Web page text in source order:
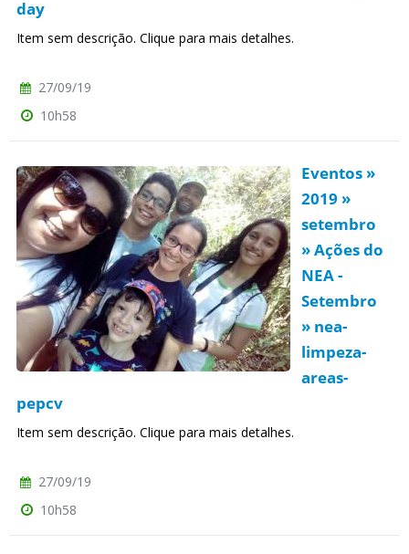
day
Item sem descrição. Clique para mais detalhes.
27/09/19
10h58
Eventos »
2019 »
setembro
» Ações do
NEA -
Setembro
» nea-
limpeza-
areas-
pepcv
Item sem descrição. Clique para mais detalhes.
27/09/19
10h58